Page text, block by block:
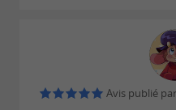
permet de vivre un
sur-Ciel. Après une
est roi, régalez-vous
Avis publié